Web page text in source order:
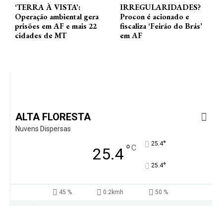
‘TERRA À VISTA’:
Operação ambiental gera
prisões em AF e mais 22
cidades de MT
IRREGULARIDADES?
Procon é acionado e
fiscaliza ‘Feirão do Brás’
em AF
ALTA FLORESTA
Nuvens Dispersas
25.4°C 25.4°
25.4°
45 % 0.2kmh 50 %